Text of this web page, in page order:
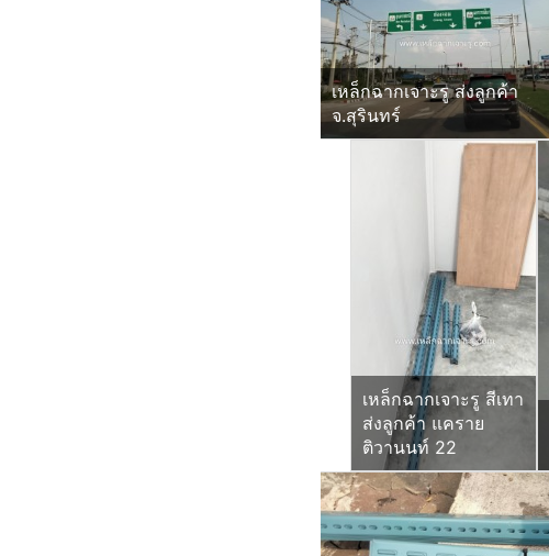
เหล็กฉากเจาะรู ส่งลูกค้า
จ.สุรินทร์
เหล็กฉากเจาะรู สีเทา
ส่งลูกค้า แคราย
ติวานนท์ 22